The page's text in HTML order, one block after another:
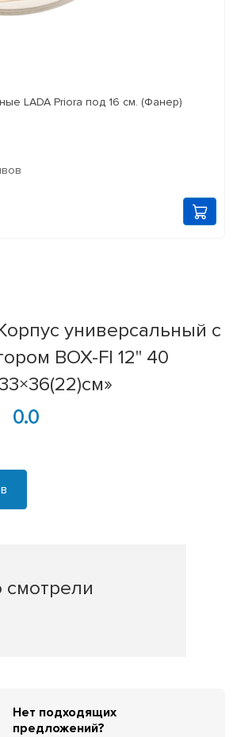
LADA Priora под 16 см. (Фанер)
универсальный c
BOX-FI 12" 40
0.0
Нет подходящих
предложений?